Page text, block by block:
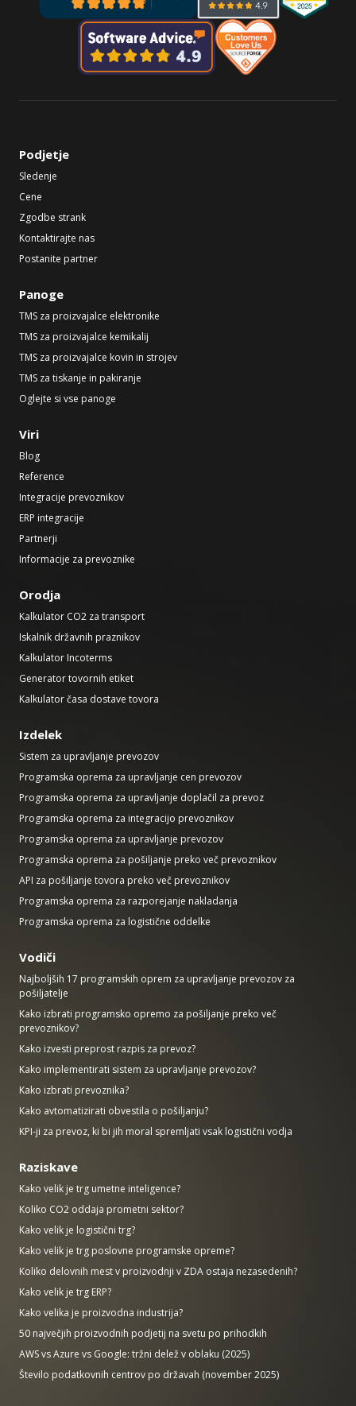
Podjetje
Sledenje
Cene
Zgodbe strank
Kontaktirajte nas
Postanite partner
Panoge
TMS za proizvajalce elektronike
TMS za proizvajalce kemikalij
TMS za proizvajalce kovin in strojev
TMS za tiskanje in pakiranje
Oglejte si vse panoge
Viri
Blog
Reference
Integracije prevoznikov
ERP integracije
Partnerji
Informacije za prevoznike
Orodja
Kalkulator CO2 za transport
Iskalnik državnih praznikov
Kalkulator Incoterms
Generator tovornih etiket
Kalkulator časa dostave tovora
Izdelek
Sistem za upravljanje prevozov
Programska oprema za upravljanje cen prevozov
Programska oprema za upravljanje doplačil za prevoz
Programska oprema za integracijo prevoznikov
Programska oprema za upravljanje prevozov
Programska oprema za pošiljanje preko več prevoznikov
API za pošiljanje tovora preko več prevoznikov
Programska oprema za razporejanje nakladanja
Programska oprema za logistične oddelke
Vodiči
Najboljših 17 programskih oprem za upravljanje prevozov za
pošiljatelje
Kako izbrati programsko opremo za pošiljanje preko več
prevoznikov?
Kako izvesti preprost razpis za prevoz?
Kako implementirati sistem za upravljanje prevozov?
Kako izbrati prevoznika?
Kako avtomatizirati obvestila o pošiljanju?
KPI-ji za prevoz, ki bi jih moral spremljati vsak logistični vodja
Raziskave
Kako velik je trg umetne inteligence?
Koliko CO2 oddaja prometni sektor?
Kako velik je logistični trg?
Kako velik je trg poslovne programske opreme?
Koliko delovnih mest v proizvodnji v ZDA ostaja nezasedenih?
Kako velik je trg ERP?
Kako velika je proizvodna industrija?
50 največjih proizvodnih podjetij na svetu po prihodkih
AWS vs Azure vs Google: tržni delež v oblaku (2025)
Število podatkovnih centrov po državah (november 2025)